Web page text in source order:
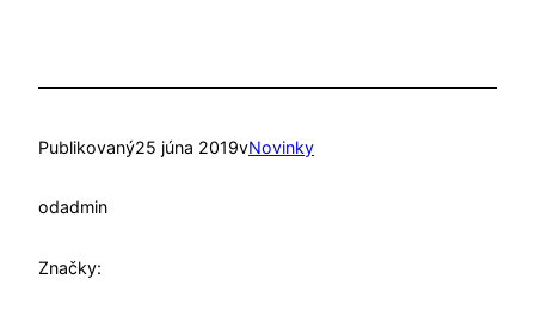
Publikovaný25 júna 2019vNovinky
odadmin
Značky: